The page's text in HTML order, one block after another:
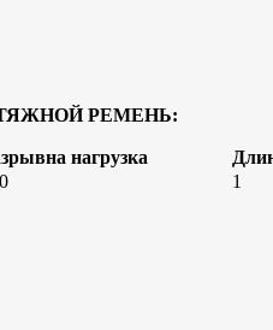
РЕМЕНЬ:
нагрузка
1